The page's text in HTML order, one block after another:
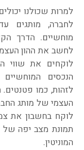
למרות שכולנו
לחברה, מותגים
מוחשיים. הדרך
לחשב את ההון
לוקחים את שווי
הנכסים
לזהות, כמו
העצמי של מותג
לוקח בחשבון את
תמונת מצב יפה של
המוניטין.